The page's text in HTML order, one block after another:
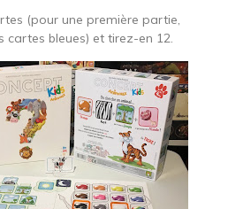
(pour une première partie,
cartes bleues) et tirez-en 12.